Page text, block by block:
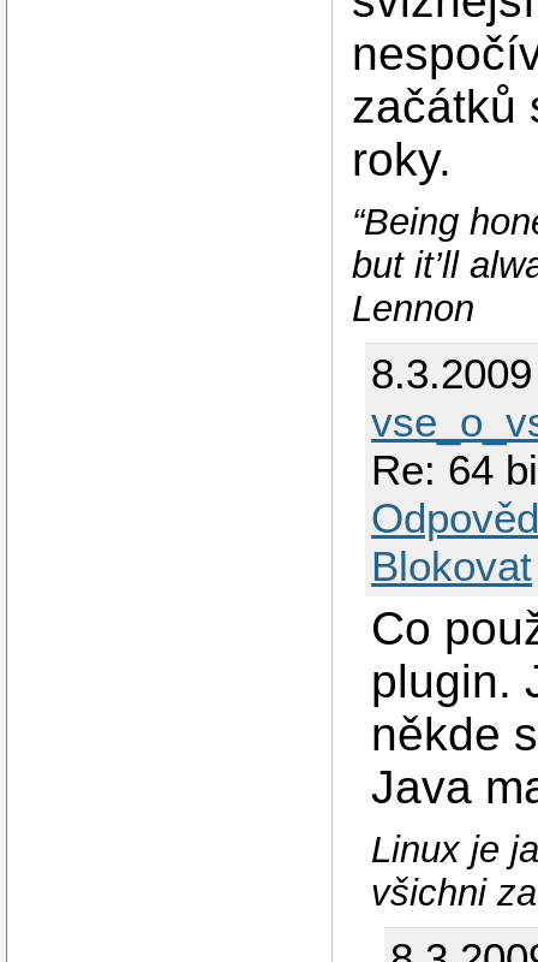
začátků
roky.
“Being
but it’ll
Lennon
Re: 64
Blokovat
Co
plugin.
někde
Java
Linux je
všichni